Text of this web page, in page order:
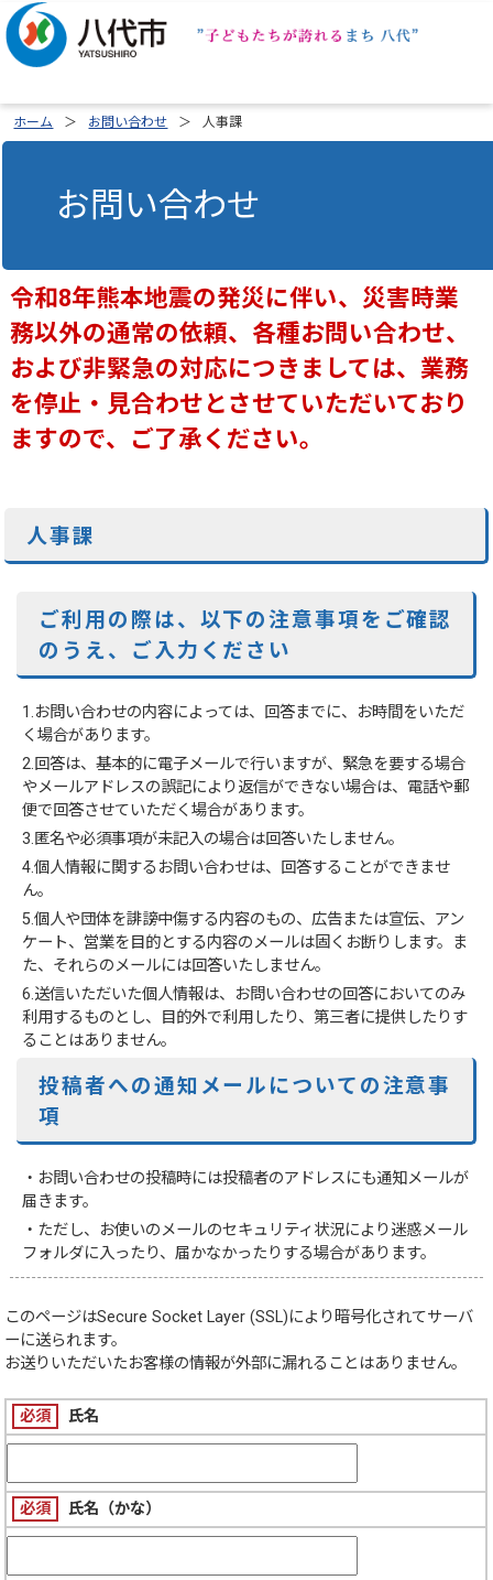
ホーム お問い合わせ 人事課
お問い合わせ
令和8年熊本地震の発災に伴い、災害時業
務以外の通常の依頼、各種お問い合わせ、
および非緊急の対応につきましては、業務
を停止・見合わせとさせていただいており
ますので、ご了承ください。
人事課
ご利用の際は、以下の注意事項をご確認
のうえ、ご入力ください
1.お問い合わせの内容によっては、回答までに、お時間をいただ
く場合があります。
2.回答は、基本的に電子メールで行いますが、緊急を要する場合
やメールアドレスの誤記により返信ができない場合は、電話や郵
便で回答させていただく場合があります。
3.匿名や必須事項が未記入の場合は回答いたしません。
4.個人情報に関するお問い合わせは、回答することができませ
ん。
5.個人や団体を誹謗中傷する内容のもの、広告または宣伝、アン
ケート、営業を目的とする内容のメールは固くお断りします。ま
た、それらのメールには回答いたしません。
6.送信いただいた個人情報は、お問い合わせの回答においてのみ
利用するものとし、目的外で利用したり、第三者に提供したりす
ることはありません。
投稿者への通知メールについての注意事
項
・お問い合わせの投稿時には投稿者のアドレスにも通知メールが
届きます。
・ただし、お使いのメールのセキュリティ状況により迷惑メール
フォルダに入ったり、届かなかったりする場合があります。
このページはSecure Socket Layer (SSL)により暗号化されてサーバ
ーに送られます。
お送りいただいたお客様の情報が外部に漏れることはありません。
必須 氏名
必須 氏名（かな）